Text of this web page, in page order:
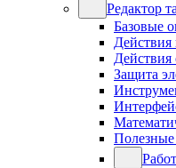
Редактор
Базовые
Действия
Действия
Защита
Полезные